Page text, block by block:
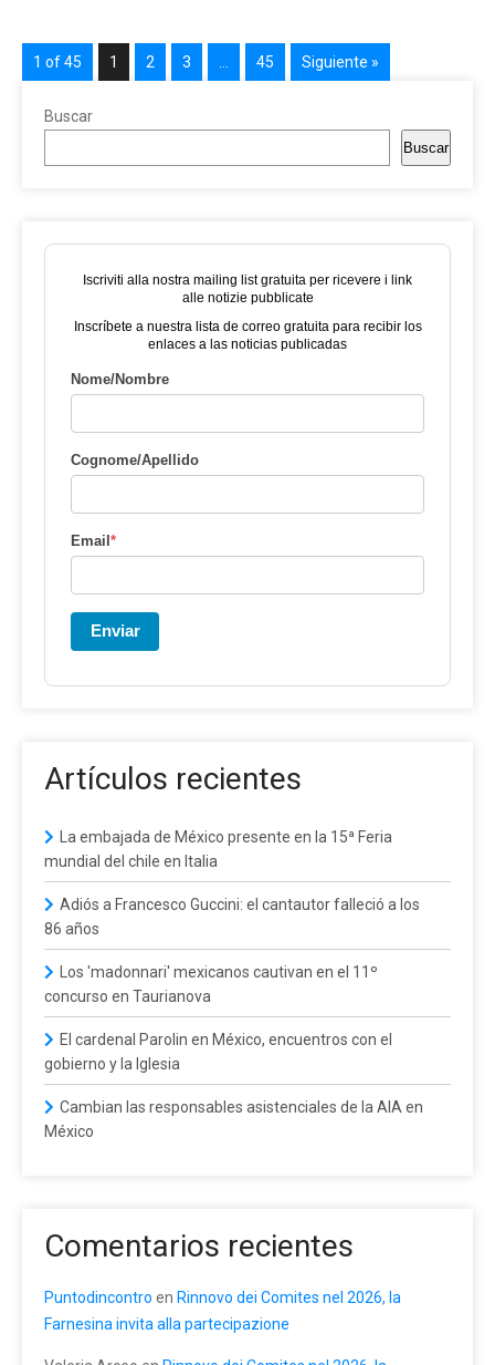
1 of 45 1 2 3 45 Siguiente »
Buscar
Buscar
Iscriviti alla nostra mailing list gratuita per ricevere i link
alle notizie pubblicate
Inscríbete a nuestra lista de correo gratuita para recibir los
enlaces a las noticias publicadas
Nome/Nombre
Cognome/Apellido
Email *
Enviar
Artículos recientes
La embajada de México presente en la 15ª Feria
mundial del chile en Italia
Adiós a Francesco Guccini: el cantautor falleció a los
86 años
Los 'madonnari' mexicanos cautivan en el 11º
concurso en Taurianova
El cardenal Parolin en México, encuentros con el
gobierno y la Iglesia
Cambian las responsables asistenciales de la AIA en
México
Comentarios recientes
Puntodincontro en Rinnovo dei Comites nel 2026, la
Farnesina invita alla partecipazione